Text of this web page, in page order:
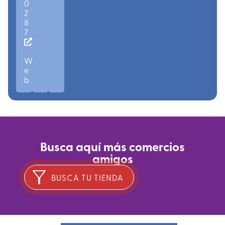
0
2
8
7
W
e
b
Busca aquí más comercios
amigos
BUSCA TU TIENDA